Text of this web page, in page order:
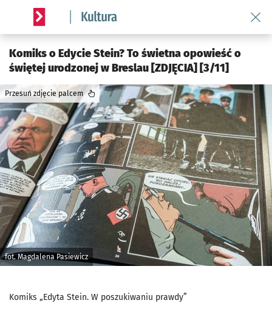
Serwis informacyjny wroclaw.pl podserwis: Kultura
Komiks o Edycie Stein? To świetna opowieść o
świętej urodzonej w Breslau [ZDJĘCIA] [3/11]
fot. Magdalena Pasiewicz
Przesuń zdjęcie palcem
Komiks „Edyta Stein. W poszukiwaniu prawdy”